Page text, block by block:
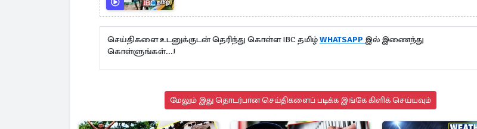
செய்திகளை உடனுக்குடன் தெரிந்து கொள்ள IBC தமிழ்WHATSAPP இல் இணைந்து
கொள்ளுங்கள்...!
மேலும் இது தொடர்பான செய்திகளைப் படிக்க இங்கே கிளிக் செய்யவும்